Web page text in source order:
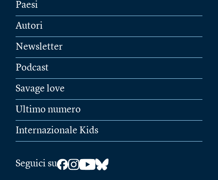
Paesi
Autori
Newsletter
Podcast
Savage love
Ultimo numero
Internazionale Kids
Seguici su